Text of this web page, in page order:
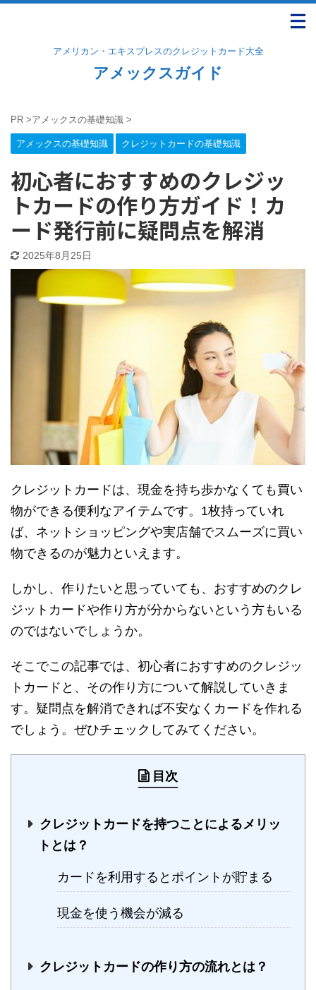
アメリカン・エキスプレスのクレジットカード大全
アメックスガイド
PR >アメックスの基礎知識 >
アメックスの基礎知識 クレジットカードの基礎知識
初心者におすすめのクレジッ
トカードの作り方ガイド！カ
ード発行前に疑問点を解消
2025年8月25日
クレジットカードは、現金を持ち歩かなくても買い
物ができる便利なアイテムです。1枚持っていれ
ば、ネットショッピングや実店舗でスムーズに買い
物できるのが魅力といえます。
しかし、作りたいと思っていても、おすすめのクレ
ジットカードや作り方が分からないという方もいる
のではないでしょうか。
そこでこの記事では、初心者におすすめのクレジッ
トカードと、その作り方について解説していきま
す。疑問点を解消できれば不安なくカードを作れる
でしょう。ぜひチェックしてみてください。
目次
クレジットカードを持つことによるメリッ
トとは？
カードを利用するとポイントが貯まる
現金を使う機会が減る
クレジットカードの作り方の流れとは？